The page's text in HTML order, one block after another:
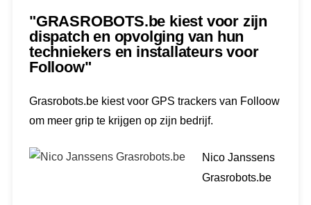
"GRASROBOTS.be kiest voor zijn
dispatch en opvolging van hun
techniekers en installateurs voor
Folloow"
Grasrobots.be kiest voor GPS trackers van Folloow
om meer grip te krijgen op zijn bedrijf.
Nico Janssens
Grasrobots.be